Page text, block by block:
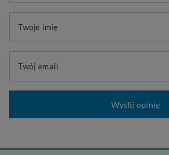
Twoje imię
Twój email
Wyślij opinię